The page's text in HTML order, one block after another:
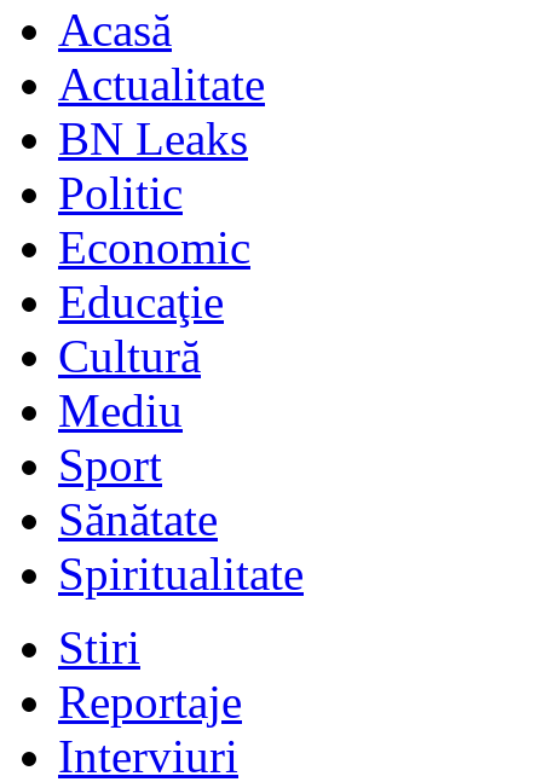
Acasă
Actualitate
BN Leaks
Politic
Economic
Educaţie
Cultură
Mediu
Sport
Sănătate
Spiritualitate
Stiri
Reportaje
Interviuri